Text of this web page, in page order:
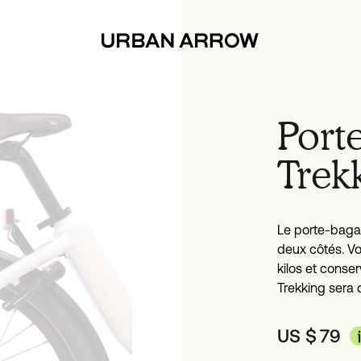
Le porte-
deux côtés.
kilos et
Trekking sera
US $79